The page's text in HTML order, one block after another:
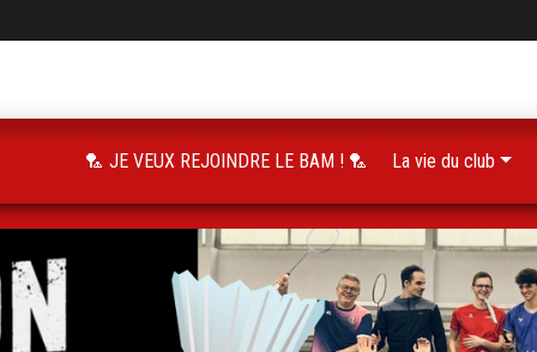
🏸 JE VEUX REJOINDRE LE BAM ! 🏸 La vie du club